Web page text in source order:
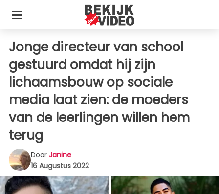
Jonge directeur van school
gestuurd omdat hij zijn
lichaamsbouw op sociale
media laat zien: de moeders
van de leerlingen willen hem
terug
Door Janine
16 Augustus 2022